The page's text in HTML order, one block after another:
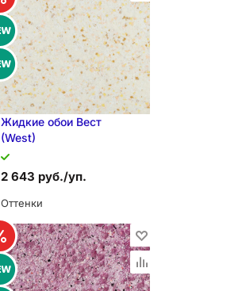
В КОРЗИНУ
Жидкие обои Вест
(West)
2 643 руб./уп.
Оттенки